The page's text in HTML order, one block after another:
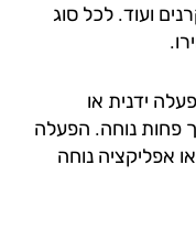
לכל סוג
או
נוחה. הפעלה
נוחה